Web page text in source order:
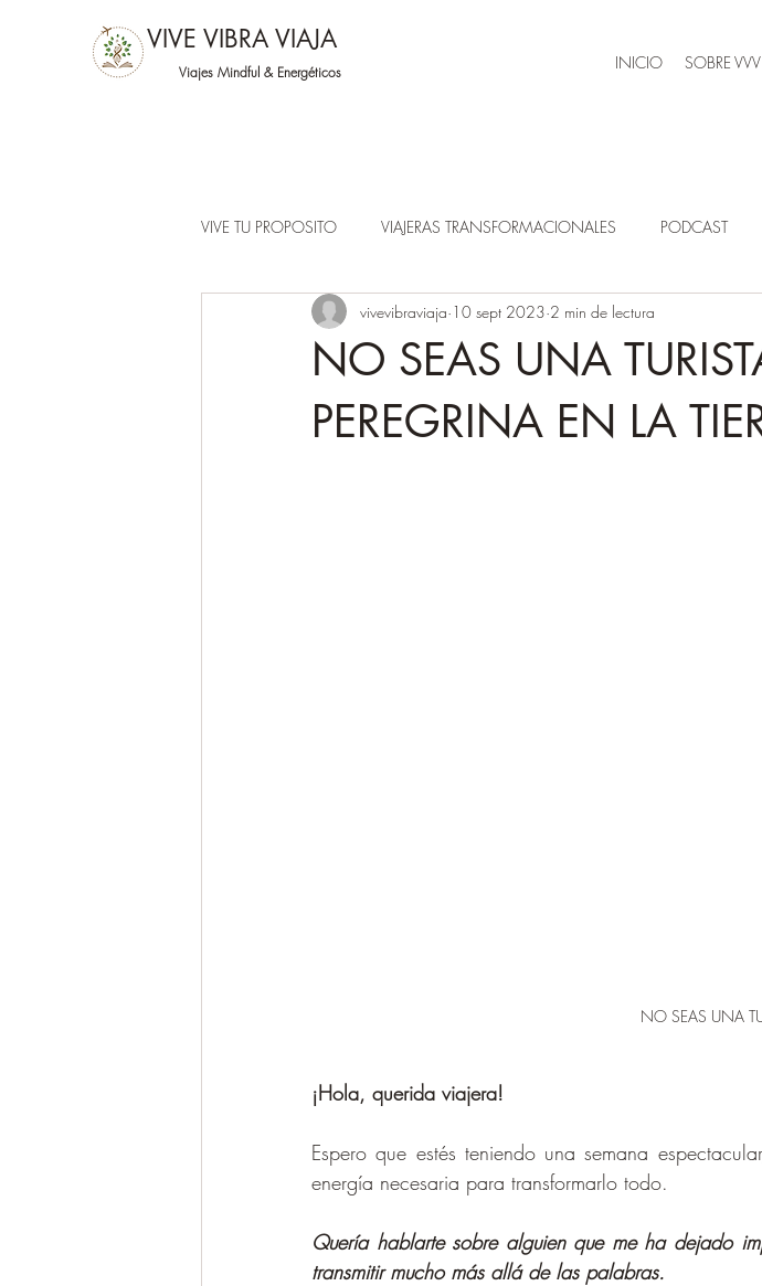
VIVE VIBRA VIAJA
Viajes Mindful & Energéticos INICIO SOBRE VVV
VIVE TU PROPOSITO VIAJERAS TRANSFORMACIONALES PODCAST
NO SEAS UNA
PEREGRINA EN LA
vivevibraviaja 10 sept 2023 2 min de lectura
NO SEAS UNA
¡Hola, querida viajera!
Espero que estés teniendo una semana
energía necesaria para transformarlo todo.
Quería hablarte sobre alguien que me ha dejado
transmitir mucho más allá de las palabras.